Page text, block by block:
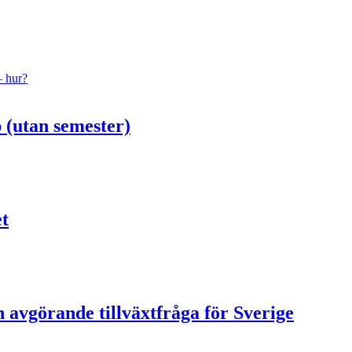
hur?
semester)
avgörande tillväxtfråga för Sverige